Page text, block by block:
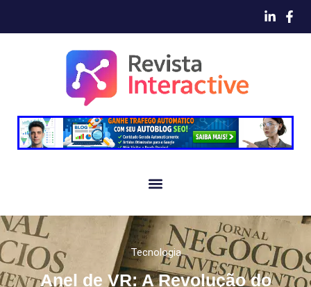
Tecnologia
Anel de VR: A Revolução do